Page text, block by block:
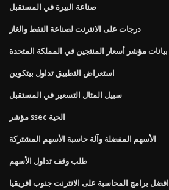
صناعة البيرة في المستقبل
درجات على الانترنت لصناعة النفط والغاز
بيانات مؤشر أسعار المنتجين في المملكة المتحدة
استعراض التطبيق تداول بيتكوين
سبيل المثال التسعير في المستقبل
مؤشر ssec الحية
الأسهم المفضلة وآلة حاسبة الأسهم المشتركة
طلب وقف تداول الأسهم
افضل برامج المحاسبة على الانترنت جنوب افريقيا